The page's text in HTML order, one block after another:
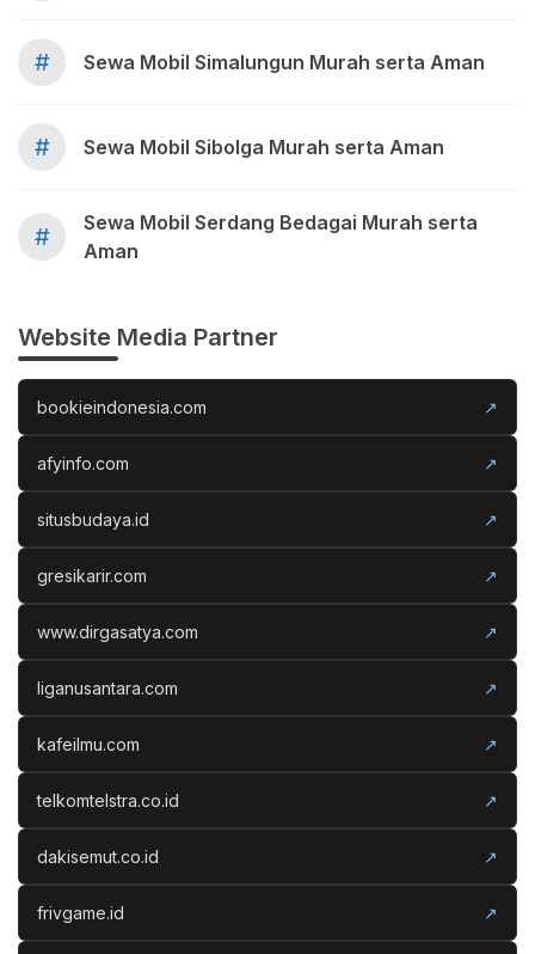
# Sewa Mobil Simalungun Murah serta Aman
# Sewa Mobil Sibolga Murah serta Aman
#
Sewa Mobil Serdang Bedagai Murah serta
Aman
Website Media Partner
bookieindonesia.com ↗
afyinfo.com ↗
situsbudaya.id ↗
gresikarir.com ↗
www.dirgasatya.com ↗
liganusantara.com ↗
kafeilmu.com ↗
telkomtelstra.co.id ↗
dakisemut.co.id ↗
frivgame.id ↗